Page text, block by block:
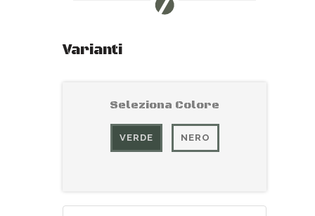
Varianti
Seleziona Colore
VERDE NERO